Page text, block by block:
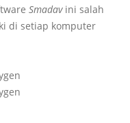
Smadavini salah
di setiap komputer